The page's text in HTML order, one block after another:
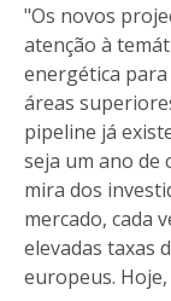
"Os novos
atenção à
energética para
áreas
pipeline já
seja um ano de
mira dos
mercado, cada
elevadas taxas
europeus.